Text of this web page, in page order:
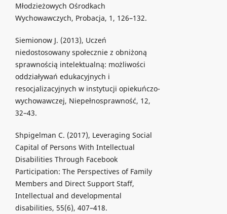
Młodzieżowych Ośrodkach
Wychowawczych, Probacja, 1, 126–132.
Siemionow J. (2013), Uczeń
niedostosowany społecznie z obniżoną
sprawnością intelektualną: możliwości
oddziaływań edukacyjnych i
resocjalizacyjnych w instytucji opiekuńczo-
wychowawczej, Niepełnosprawność, 12,
32–43.
Shpigelman C. (2017), Leveraging Social
Capital of Persons With Intellectual
Disabilities Through Facebook
Participation: The Perspectives of Family
Members and Direct Support Staff,
Intellectual and developmental
disabilities, 55(6), 407–418.